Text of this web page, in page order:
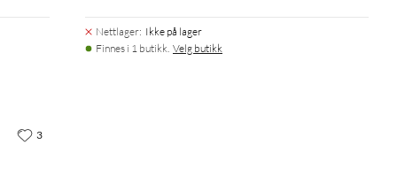
Nettlager: Ikke på lager
Finnes i 1 butikk. Velg butikk
3